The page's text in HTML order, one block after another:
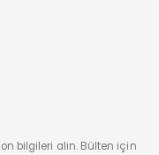
bilgileri alın. Bülten için